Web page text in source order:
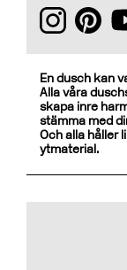
En dusch kan
Alla våra
skapa inre
stämma med
Och alla håller
ytmaterial.